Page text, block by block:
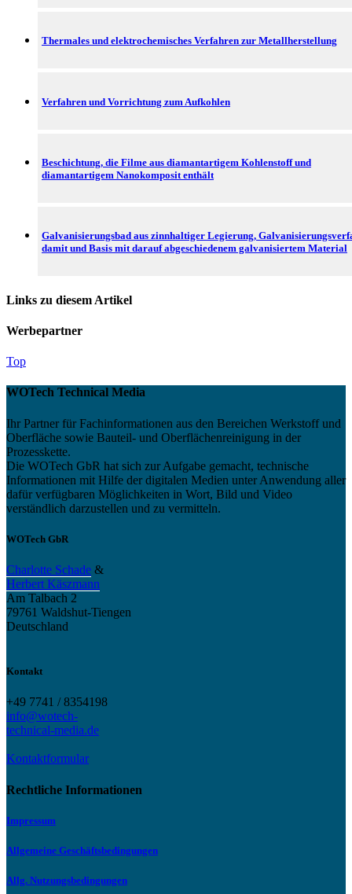
Thermales und elektrochemisches Verfahren zur Metallherstellung
Verfahren und Vorrichtung zum Aufkohlen
Beschichtung, die Filme aus diamantartigem Kohlenstoff und
diamantartigem Nanokomposit enthält
Galvanisierungsbad aus zinnhaltiger Legierung,
damit und Basis mit darauf abgeschiedenem galvanisiertem Material
Links zu diesem Artikel
Werbepartner
Top
WOTech Technical Media
Ihr Partner für Fachinformationen aus den Bereichen Werkstoff und
Oberfläche sowie Bauteil- und Oberflächenreinigung in der
Prozesskette.
Die WOTech GbR hat sich zur Aufgabe gemacht, technische
Informationen mit Hilfe der digitalen Medien unter Anwendung aller
dafür verfügbaren Möglichkeiten in Wort, Bild und Video
verständlich darzustellen und zu vermitteln.
WOTech GbR
Charlotte Schade &
Herbert Käszmann
Am Talbach 2
79761 Waldshut-Tiengen
Deutschland
Kontakt
+49 7741 / 8354198
info@wotech-
technical-media.de
Kontaktformular
Rechtliche Informationen
Impressum
Allgemeine Geschäftsbedingungen
Allg. Nutzungsbedingungen